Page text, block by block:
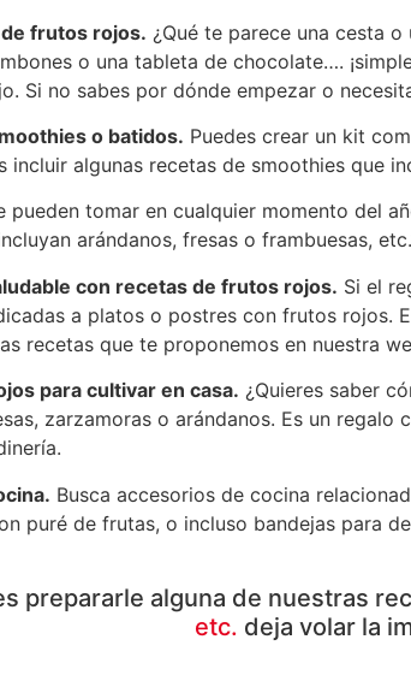
frutos rojos. ¿Qué te parece una cesta
o una tableta de chocolate….
Si no sabes por dónde empezar o
o batidos. Puedes crear un kit
incluir algunas recetas de smoothies que
pueden tomar en cualquier momento del
arándanos, fresas o frambuesas,
con recetas de frutos rojos. Si el
a platos o postres con frutos rojos.
recetas que te proponemos en nuestra
para cultivar en casa. ¿Quieres saber
zarzamoras o arándanos. Es un
Busca accesorios de cocina
puré de frutas, o incluso bandejas para
prepararle alguna de nuestras
etc. deja volar la